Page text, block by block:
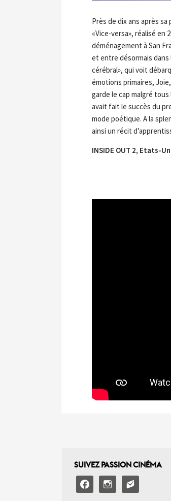
Près de dix ans après
«Vice-versa», réalisé en
déménagement à San
et entre désormais dans
cérébral», qui voit
émotions primaires,
garde le cap malgré
avait fait le succès du
mode poétique. A la
ainsi un récit
INSIDE OUT 2, Etats-
SUIVEZ PASSION CINÉMA
facebookinstagramemail-
alt2